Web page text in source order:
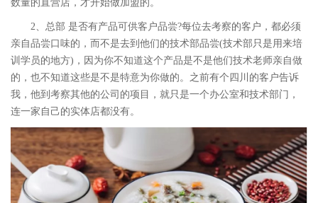
数量的直营店，才开始做加盟的。
2、总部 是否有产品可供客户品尝?每位去考察的客户，都必须
亲自品尝口味的，而不是去到他们的技术部品尝(技术部只是用来培
训学员的地方)，因为你不知道这个产品是不是他们技术老师亲自做
的，也不知道这些是不是特意为你做的。之前有个四川的客户告诉
我，他到考察其他的公司的项目，就只是一个办公室和技术部门，
连一家自己的实体店都没有。